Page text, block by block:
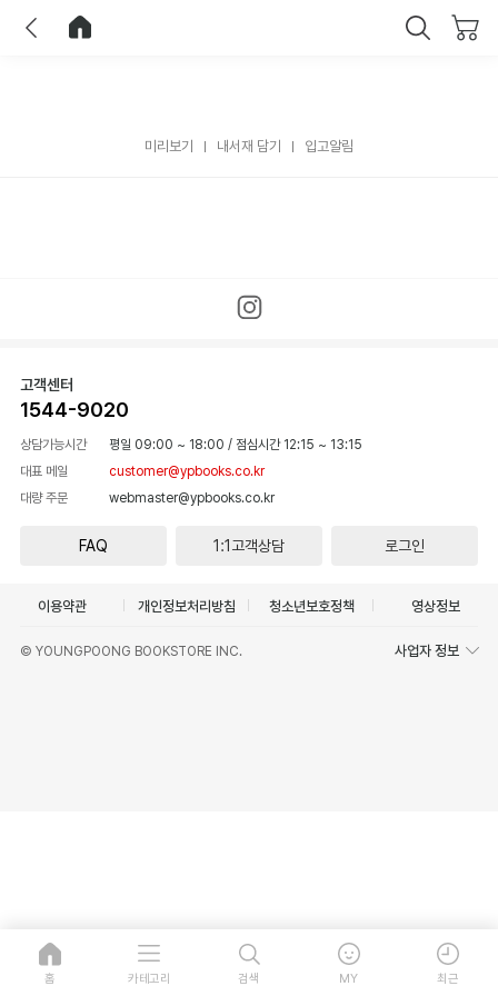
미리보기 내서재 담기 입고알림
고객센터
1544-9020
상담가능시간 평일 09:00 ~ 18:00 / 점심시간 12:15 ~ 13:15
대표 메일
customer@ypbooks.co.kr
대량 주문
webmaster@ypbooks.co.kr
FAQ 1:1고객상담 로그인
이용약관 개인정보처리방침 청소년보호정책 영상정보
© YOUNGPOONG BOOKSTORE INC. 사업자 정보
홈 카테고리 검색 MY 최근